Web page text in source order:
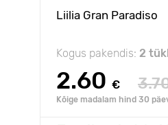
Liilia Gran Paradiso
Kogus pakendis: 2
2.60 €
Kõige madalam hind 30